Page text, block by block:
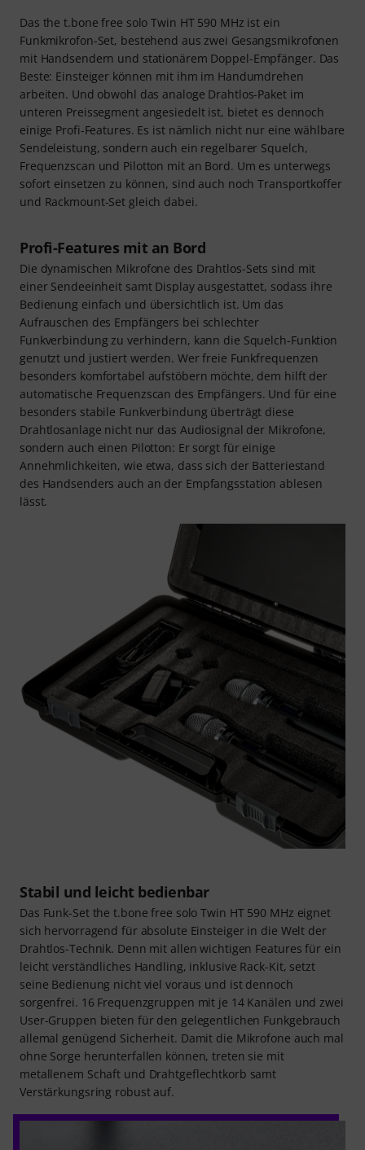
Das the t.bone free solo Twin HT 590 MHz ist ein
Funkmikrofon-Set, bestehend aus zwei Gesangsmikrofonen
mit Handsendern und stationärem Doppel-Empfänger. Das
Beste: Einsteiger können mit ihm im Handumdrehen
arbeiten. Und obwohl das analoge Drahtlos-Paket im
unteren Preissegment angesiedelt ist, bietet es dennoch
einige Profi-Features. Es ist nämlich nicht nur eine wählbare
Sendeleistung, sondern auch ein regelbarer Squelch,
Frequenzscan und Pilotton mit an Bord. Um es unterwegs
sofort einsetzen zu können, sind auch noch Transportkoffer
und Rackmount-Set gleich dabei.
Profi-Features mit an Bord
Die dynamischen Mikrofone des Drahtlos-Sets sind mit
einer Sendeeinheit samt Display ausgestattet, sodass ihre
Bedienung einfach und übersichtlich ist. Um das
Aufrauschen des Empfängers bei schlechter
Funkverbindung zu verhindern, kann die Squelch-Funktion
genutzt und justiert werden. Wer freie Funkfrequenzen
besonders komfortabel aufstöbern möchte, dem hilft der
automatische Frequenzscan des Empfängers. Und für eine
besonders stabile Funkverbindung überträgt diese
Drahtlosanlage nicht nur das Audiosignal der Mikrofone,
sondern auch einen Pilotton: Er sorgt für einige
Annehmlichkeiten, wie etwa, dass sich der Batteriestand
des Handsenders auch an der Empfangsstation ablesen
lässt.
Stabil und leicht bedienbar
Das Funk-Set the t.bone free solo Twin HT 590 MHz eignet
sich hervorragend für absolute Einsteiger in die Welt der
Drahtlos-Technik. Denn mit allen wichtigen Features für ein
leicht verständliches Handling, inklusive Rack-Kit, setzt
seine Bedienung nicht viel voraus und ist dennoch
sorgenfrei. 16 Frequenzgruppen mit je 14 Kanälen und zwei
User-Gruppen bieten für den gelegentlichen Funkgebrauch
allemal genügend Sicherheit. Damit die Mikrofone auch mal
ohne Sorge herunterfallen können, treten sie mit
metallenem Schaft und Drahtgeflechtkorb samt
Verstärkungsring robust auf.